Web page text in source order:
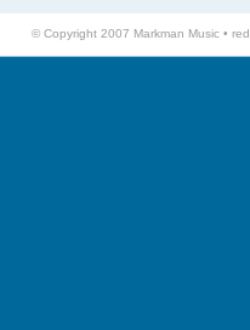
© Copyright 2007 Markman Music •